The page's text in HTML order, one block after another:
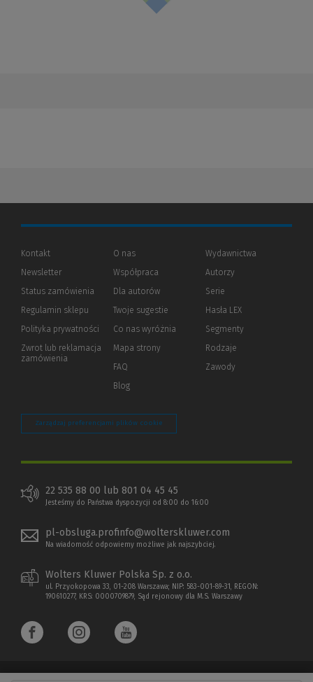
Kontakt
Newsletter
Status zamówienia
Regulamin sklepu
Polityka prywatności (Nowe
(Link
innej
Zwrot lub reklamacja
zamówienia
O nas
Współpraca
Dla autorów(Nowe
(Link
innej
Twoje sugestie
Co nas wyróżnia
Mapa strony
FAQ
Blog
Wydawnictwa
Autorzy
Serie
Hasła LEX
Segmenty
Rodzaje
Zawody
Zarządzaj preferencjami plików cookie
22 535 88 00 lub 801 04 45 45
Jesteśmy do Państwa dyspozycji od 8:00 do 16:00
pl-obsluga.profinfo@wolterskluwer.com
Na wiadomość odpowiemy możliwe jak najszybciej.
Wolters Kluwer Polska Sp. z o.o.
ul. Przyokopowa 33, 01-208 Warszawa; NIP: 583-001-89-31, REGON:
190610277, KRS: 0000709879, Sąd rejonowy dla M.S. Warszawy